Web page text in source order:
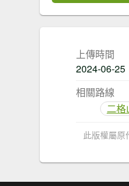
上傳時間
2024-06-25
相關路線
此版權屬原